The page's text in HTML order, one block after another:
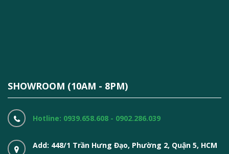
SHOWROOM (10AM - 8PM)
Hotline: 0939.658.608 - 0902.286.039
Add: 448/1 Trần Hưng Đạo, Phường 2, Quận 5, HCM